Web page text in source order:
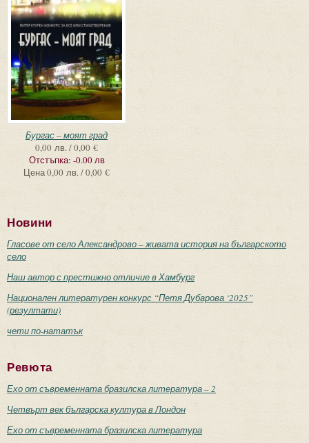
Бургас – моят град
0,00 лв. / 0,00 €
Отстъпка: -0.00 лв
Цена0,00 лв. / 0,00 €
Новини
Гласове от село Александрово – живата история на българското
село
Наш автор с престижно отличие в Хамбург
Национален литературен конкурс “Петя Дубарова ‘2025”
(резултати)
чети по-нататък
Ревюта
Ехо от съвременната бразилска литература – 2
Четвърт век българска култура в Лондон
Ехо от съвременната бразилска литература